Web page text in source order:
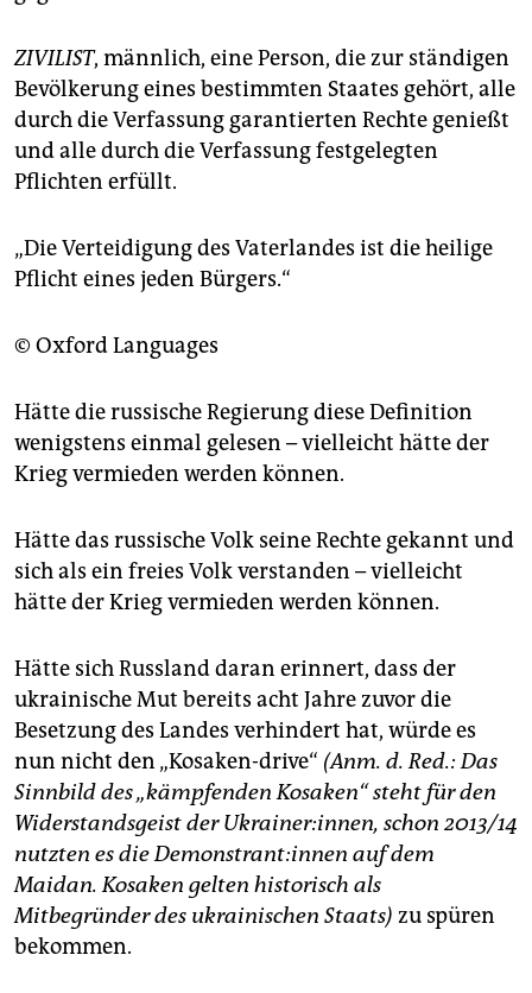
ZIVILIST, männlich, eine Person, die zur ständigen
Bevölkerung eines bestimmten Staates gehört, alle
durch die Verfassung garantierten Rechte genießt
und alle durch die Verfassung festgelegten
Pflichten erfüllt.
„Die Verteidigung des Vaterlandes ist die heilige
Pflicht eines jeden Bürgers.“
© Oxford Languages
Hätte die russische Regierung diese Definition
wenigstens einmal gelesen – vielleicht hätte der
Krieg vermieden werden können.
Hätte das russische Volk seine Rechte gekannt und
sich als ein freies Volk verstanden – vielleicht
hätte der Krieg vermieden werden können.
Hätte sich Russland daran erinnert, dass der
ukrainische Mut bereits acht Jahre zuvor die
Besetzung des Landes verhindert hat, würde es
nun nicht den „Kosaken-drive“ (Anm. d. Red.: Das
Sinnbild des „kämpfenden Kosaken“ steht für den
Widerstandsgeist der Ukrainer:innen, schon 2013/14
nutzten es die De­mons­tran­t:in­nen auf dem
Maidan. Kosaken gelten historisch als
Mitbegründer des ukrainischen Staats) zu spüren
bekommen.